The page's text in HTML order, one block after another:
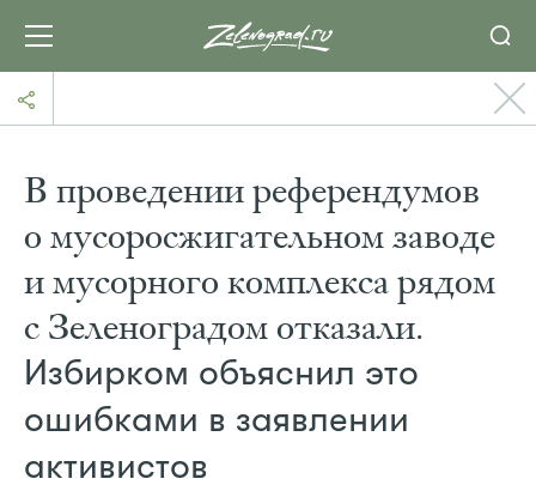
В проведении референдумов
о мусоросжигательном заводе
и мусорного комплекса рядом
с Зеленоградом отказали.
Избирком объяснил это
ошибками в заявлении
активистов